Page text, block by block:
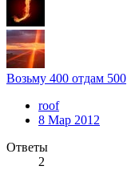
Возьму 400 отдам 500
roof
8 Мар 2012
Ответы
2